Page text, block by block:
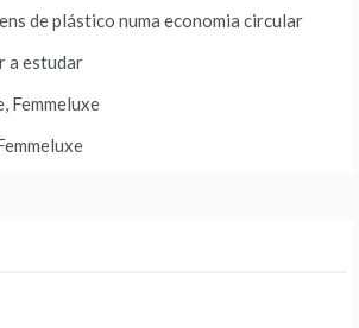
de plástico numa economia circular
a estudar
Femmeluxe